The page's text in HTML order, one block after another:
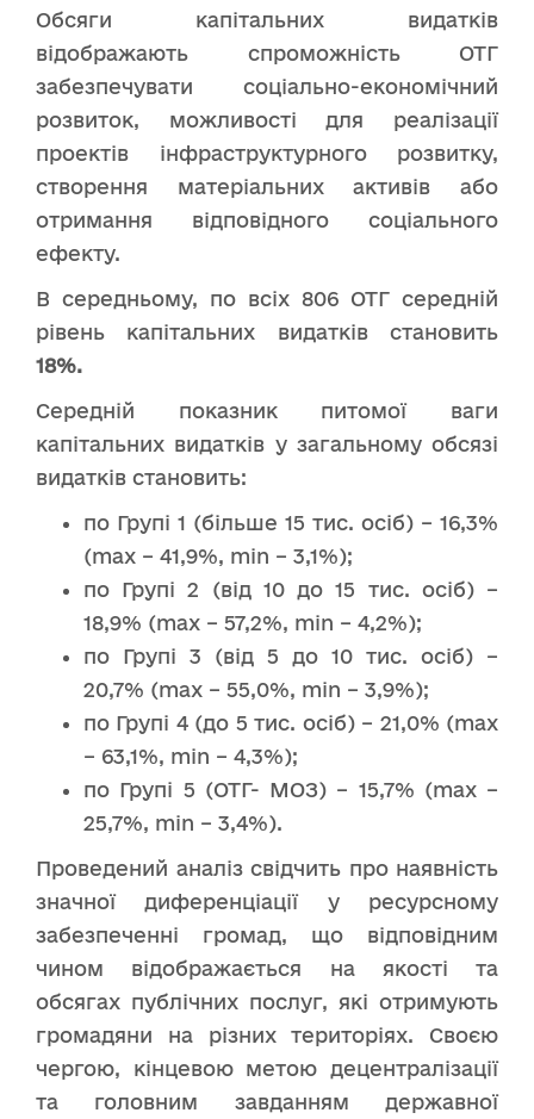
Обсяги капітальних видатків
відображають спроможність ОТГ
забезпечувати соціально-економічний
розвиток, можливості для реалізації
проектів інфраструктурного розвитку,
створення матеріальних активів або
отримання відповідного соціального
ефекту.
В середньому, по всіх 806 ОТГ середній
рівень капітальних видатків становить
18%.
Середній показник питомої ваги
капітальних видатків у загальному обсязі
видатків становить:
по Групі 1 (більше 15 тис. осіб) – 16,3%
(max – 41,9%, min – 3,1%);
по Групі 2 (від 10 до 15 тис. осіб) –
18,9% (max – 57,2%, min – 4,2%);
по Групі 3 (від 5 до 10 тис. осіб) –
20,7% (max – 55,0%, min – 3,9%);
по Групі 4 (до 5 тис. осіб) – 21,0% (max
– 63,1%, min – 4,3%);
по Групі 5 (ОТГ- МОЗ) – 15,7% (max –
25,7%, min – 3,4%).
Проведений аналіз свідчить про наявність
значної диференціації у ресурсному
забезпеченні громад, що відповідним
чином відображається на якості та
обсягах публічних послуг, які отримують
громадяни на різних територіях. Своєю
чергою, кінцевою метою децентралізації
та головним завданням державної